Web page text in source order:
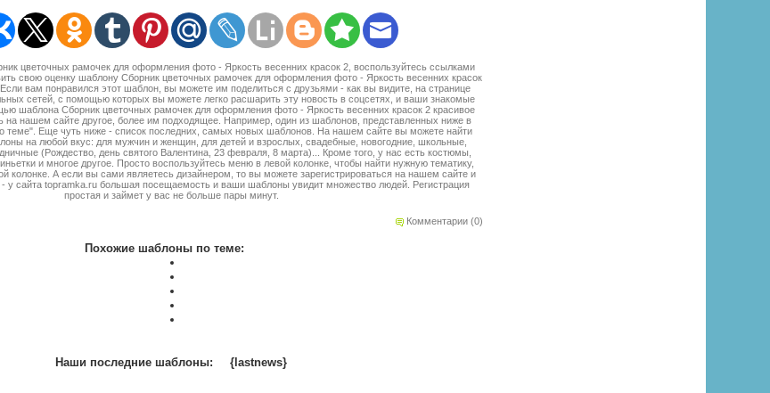
цветочных рамочек для оформления фото - Яркость весенних красок 2, воспользуйтесь ссылками
свою оценку шаблону Сборник цветочных рамочек для оформления фото - Яркость весенних красок
вам понравился этот шаблон, вы можете им поделиться с друзьями - как вы видите, на странице
сетей, с помощью которых вы можете легко расшарить эту новость в соцсетях, и ваши знакомые
шаблона Сборник цветочных рамочек для оформления фото - Яркость весенних красок 2 красивое
на нашем сайте другое, более им подходящее. Например, один из шаблонов, представленных ниже в
теме". Еще чуть ниже - список последних, самых новых шаблонов. На нашем сайте вы можете найти
на любой вкус: для мужчин и женщин, для детей и взрослых, свадебные, новогодние, школьные,
(Рождество, день святого Валентина, 23 февраля, 8 марта)... Кроме того, у нас есть костюмы,
и многое другое. Просто воспользуйтесь меню в левой колонке, чтобы найти нужную тематику,
колонке. А если вы сами являетесь дизайнером, то вы можете зарегистрироваться на нашем сайте и
у сайта topramka.ru большая посещаемость и ваши шаблоны увидит множество людей. Регистрация
простая и займет у вас не больше пары минут.
Комментарии (0)
Похожие шаблоны по теме:
Наши последние шаблоны:
{lastnews}